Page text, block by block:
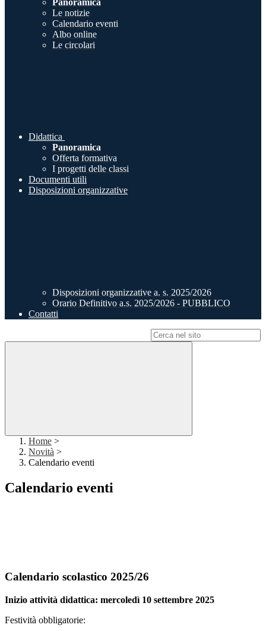
Panoramica
Le notizie
Calendario eventi
Albo online
Le circolari
Didattica
Panoramica
Offerta formativa
I progetti delle classi
Documenti utili
Disposizioni organizzative
Disposizioni organizzative a. s. 2025/2026
Orario Definitivo a.s. 2025/2026 - PUBBLICO
Contatti
Home >
Novità >
Calendario eventi
Calendario eventi
Calendario scolastico 2025/26
Inizio attività didattica: mercoledì 10 settembre 2025
Festività obbligatorie: